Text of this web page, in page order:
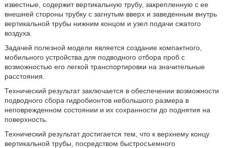
известные, содержит вертикальную трубу, закрепленную с ее
внешней стороны трубку с загнутым вверх и заведенным внутрь
вертикальной трубы нижним концом и узел подачи сжатого
воздуха.
Задачей полезной модели является создание компактного,
мобильного устройства для подводного отбора проб с
возможностью его легкой транспортировки на значительные
расстояния.
Технический результат заключается в обеспечении возможности
подводного сбора гидробионтов небольшого размера в
неповрежденном состоянии и их сохранности до поднятия на
поверхность.
Технический результат достигается тем, что к верхнему концу
вертикальной трубы, посредством быстросъемного